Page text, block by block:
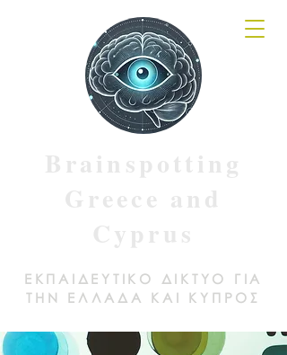
ΕΚΠΑΙΔΕΥΤΙΚΟ ΔΙΚΤΥΟ ΓΙΑ
ΤΗΝ ΕΛΛΑΔΑ ΚΑΙ ΚΥΠΡΟΣ